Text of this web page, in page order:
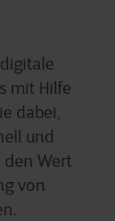
mit Hilfe
dabei,
und
Wert
von